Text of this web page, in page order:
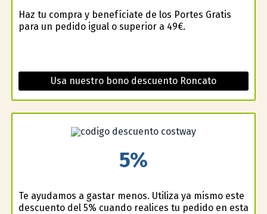
Haz tu compra y benefíciate de los Portes Gratis
para un pedido igual o superior a 49€.
Usa nuestro bono descuento Roncato
5%
Te ayudamos a gastar menos. Utiliza ya mismo este
descuento del 5% cuando realices tu pedido en esta